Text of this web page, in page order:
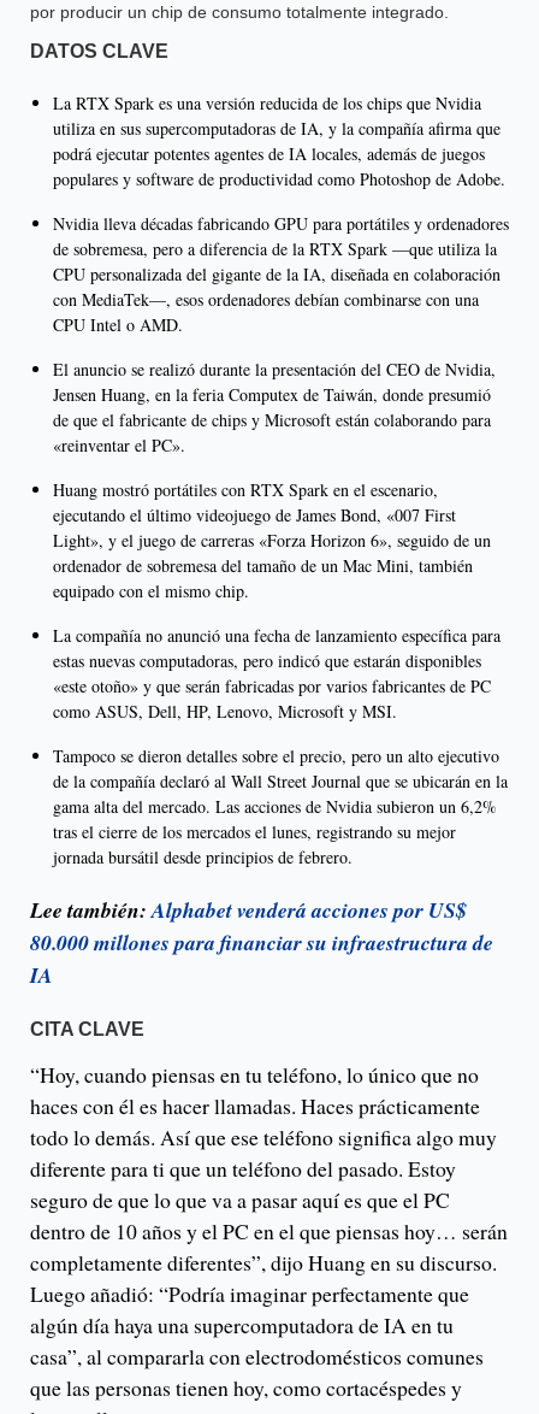
por producir un chip de consumo totalmente integrado.
DATOS CLAVE
La RTX Spark es una versión reducida de los chips que Nvidia
utiliza en sus supercomputadoras de IA, y la compañía afirma que
podrá ejecutar potentes agentes de IA locales, además de juegos
populares y software de productividad como Photoshop de Adobe.
Nvidia lleva décadas fabricando GPU para portátiles y ordenadores
de sobremesa, pero a diferencia de la RTX Spark —que utiliza la
CPU personalizada del gigante de la IA, diseñada en colaboración
con MediaTek—, esos ordenadores debían combinarse con una
CPU Intel o AMD.
El anuncio se realizó durante la presentación del CEO de Nvidia,
Jensen Huang, en la feria Computex de Taiwán, donde presumió
de que el fabricante de chips y Microsoft están colaborando para
«reinventar el PC».
Huang mostró portátiles con RTX Spark en el escenario,
ejecutando el último videojuego de James Bond, «007 First
Light», y el juego de carreras «Forza Horizon 6», seguido de un
ordenador de sobremesa del tamaño de un Mac Mini, también
equipado con el mismo chip.
La compañía no anunció una fecha de lanzamiento específica para
estas nuevas computadoras, pero indicó que estarán disponibles
«este otoño» y que serán fabricadas por varios fabricantes de PC
como ASUS, Dell, HP, Lenovo, Microsoft y MSI.
Tampoco se dieron detalles sobre el precio, pero un alto ejecutivo
de la compañía declaró al Wall Street Journal que se ubicarán en la
gama alta del mercado. Las acciones de Nvidia subieron un 6,2%
tras el cierre de los mercados el lunes, registrando su mejor
jornada bursátil desde principios de febrero.
Lee también:Alphabet venderá acciones por US$
80.000 millones para financiar su infraestructura de
IA
CITA CLAVE
“Hoy, cuando piensas en tu teléfono, lo único que no
haces con él es hacer llamadas. Haces prácticamente
todo lo demás. Así que ese teléfono significa algo muy
diferente para ti que un teléfono del pasado. Estoy
seguro de que lo que va a pasar aquí es que el PC
dentro de 10 años y el PC en el que piensas hoy… serán
completamente diferentes”, dijo Huang en su discurso.
Luego añadió: “Podría imaginar perfectamente que
algún día haya una supercomputadora de IA en tu
casa”, al compararla con electrodomésticos comunes
que las personas tienen hoy, como cortacéspedes y